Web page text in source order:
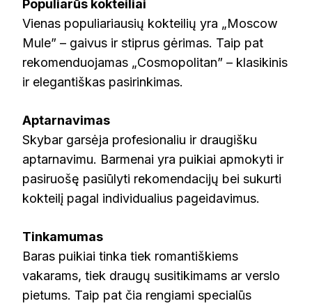
Populiarūs kokteiliai
Vienas populiariausių kokteilių yra „Moscow
Mule” – gaivus ir stiprus gėrimas. Taip pat
rekomenduojamas „Cosmopolitan” – klasikinis
ir elegantiškas pasirinkimas.
Aptarnavimas
Skybar garsėja profesionaliu ir draugišku
aptarnavimu. Barmenai yra puikiai apmokyti ir
pasiruošę pasiūlyti rekomendacijų bei sukurti
kokteilį pagal individualius pageidavimus.
Tinkamumas
Baras puikiai tinka tiek romantiškiems
vakarams, tiek draugų susitikimams ar verslo
pietums. Taip pat čia rengiami specialūs